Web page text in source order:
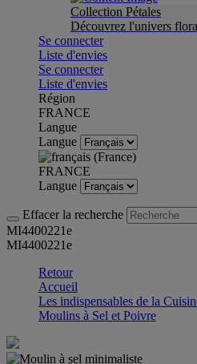
Collection Pétales
Découvrez l'univers
Se connecter
Liste d'envies
Se connecter
Liste d'envies
Région
FRANCE
Langue
Langue
FRANCE
Langue
Effacer la recherche
MI4400221e
MI4400221e
Retour
Accueil
Les indispensables de la
Moulins à Sel et Poivre